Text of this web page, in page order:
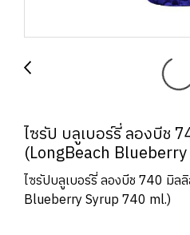
ไซรัป บลูเบอร์รี่ ลองบีช
(LongBeach
ไซรัปบลูเบอร์รี่ ลองบีช 740 มิล
Blueberry Syrup 740 ml.)